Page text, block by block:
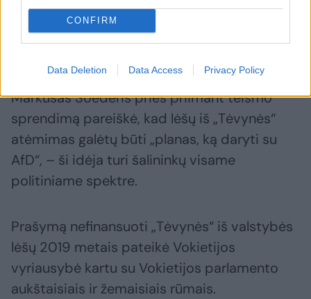
CONFIRM
Data Deletion Data Access Privacy Policy
regionuose, kur vėliau šiais metais vyks
rinkimai.
Bavarijos premjeras, konservatorių lyderis
Markusas Soederis prieš priimant teismo
sprendimą pareiškė, kad lėšų iš „Tėvynės“
atėmimas galėtų būti „planas, ką daryti su
AfD“, – ši idėja turi šalininkų visame
politiniame spektre.
Prašymą nefinansuoti „Tėvynės“ iš valstybės
lėšų 2019 metais pateikė Vokietijos
vyriausybė kartu su Vokietijos parlamento
aukštaisiais ir žemaisiais rūmais.